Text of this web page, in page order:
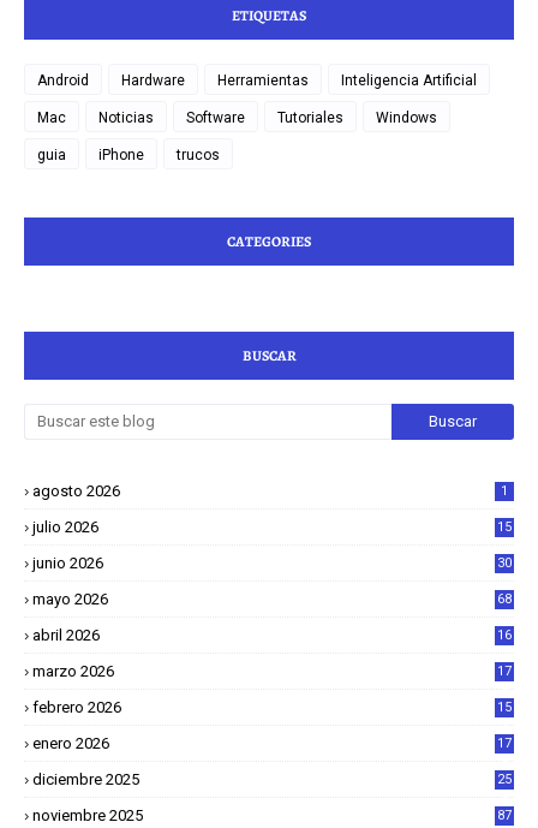
ETIQUETAS
Android Hardware Herramientas Inteligencia Artificial
Mac Noticias Software Tutoriales Windows
guia iPhone trucos
CATEGORIES
BUSCAR
agosto 2026 1
julio 2026 15
junio 2026 30
mayo 2026 68
abril 2026
16
marzo 2026
17
febrero 2026
15
enero 2026
17
diciembre 2025
25
noviembre 2025 87